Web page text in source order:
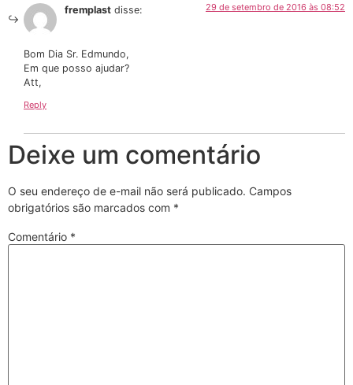
fremplast disse: 29 de setembro de 2016 às 08:52
Bom Dia Sr. Edmundo,
Em que posso ajudar?
Att,
Reply
Deixe um comentário
O seu endereço de e-mail não será publicado. Campos
obrigatórios são marcados com *
Comentário *